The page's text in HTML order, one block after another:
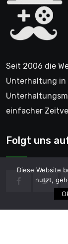
Seit 2006 die
Unterhaltung in
einfacher
Folgt uns
Diese Website
nutzt,